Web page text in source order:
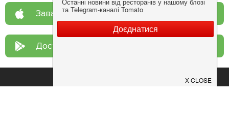
Завантажте у App Store
Доступно у